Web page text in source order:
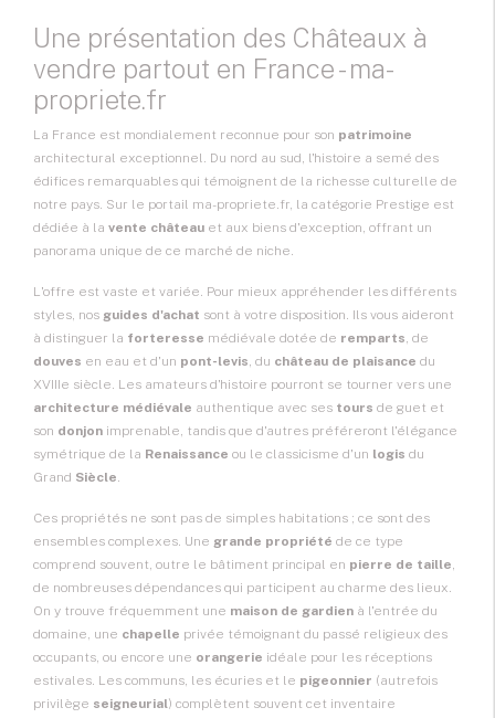
Une présentation des Châteaux à
vendre partout en France - ma-
propriete.fr
La France est mondialement reconnue pour son patrimoine
architectural exceptionnel. Du nord au sud, l'histoire a semé des
édifices remarquables qui témoignent de la richesse culturelle de
notre pays. Sur le portail ma-propriete.fr, la catégorie Prestige est
dédiée à la vente château et aux biens d'exception, offrant un
panorama unique de ce marché de niche.
L'offre est vaste et variée. Pour mieux appréhender les différents
styles, nos guides d'achat sont à votre disposition. Ils vous aideront
à distinguer la forteresse médiévale dotée de remparts, de
douves en eau et d'un pont-levis, du château de plaisance du
XVIIIe siècle. Les amateurs d'histoire pourront se tourner vers une
architecture médiévale authentique avec ses tours de guet et
son donjon imprenable, tandis que d'autres préféreront l'élégance
symétrique de la Renaissance ou le classicisme d'un logis du
Grand Siècle.
Ces propriétés ne sont pas de simples habitations ; ce sont des
ensembles complexes. Une grande propriété de ce type
comprend souvent, outre le bâtiment principal en pierre de taille,
de nombreuses dépendances qui participent au charme des lieux.
On y trouve fréquemment une maison de gardien à l'entrée du
domaine, une chapelle privée témoignant du passé religieux des
occupants, ou encore une orangerie idéale pour les réceptions
estivales. Les communs, les écuries et le pigeonnier (autrefois
privilège seigneurial) complètent souvent cet inventaire